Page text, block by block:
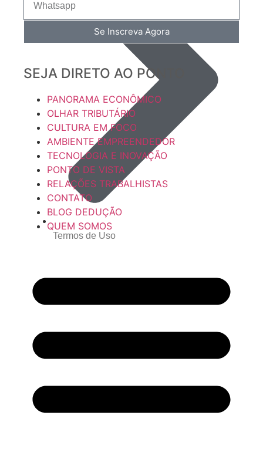
Termos de Uso
Se Inscreva Agora
SEJA DIRETO AO PONTO
PANORAMA ECONÔMICO
OLHAR TRIBUTÁRIO
CULTURA EM FOCO
AMBIENTE EMPREENDEDOR
TECNOLOGIA E INOVAÇÃO
PONTO DE VISTA
RELAÇÕES TRABALHISTAS
CONTATO
BLOG DEDUÇÃO
QUEM SOMOS